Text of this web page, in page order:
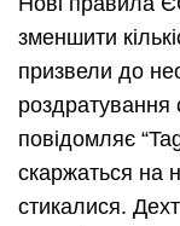
зменшити
призвели до
повідомляє
скаржаться на
стикалися.